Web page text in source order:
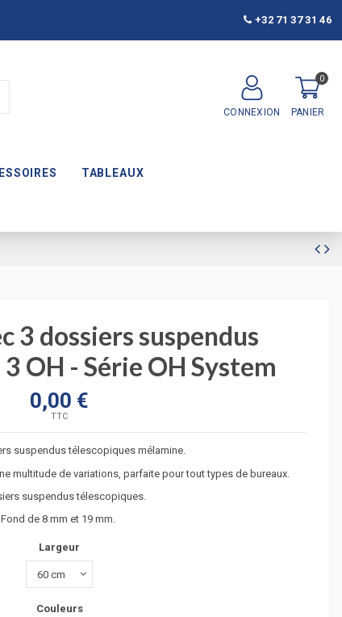
+32 71 37 31 46
CONNEXION
0
PANIER
TABLEAUX
3 dossiers suspendus
OH - Série OH System
0,00 €
TTC
suspendus télescopiques mélamine.
multitude de variations, parfaite pour tout types de bureaux.
suspendus télescopiques.
Fond de 8 mm et 19 mm.
Largeur
Couleurs